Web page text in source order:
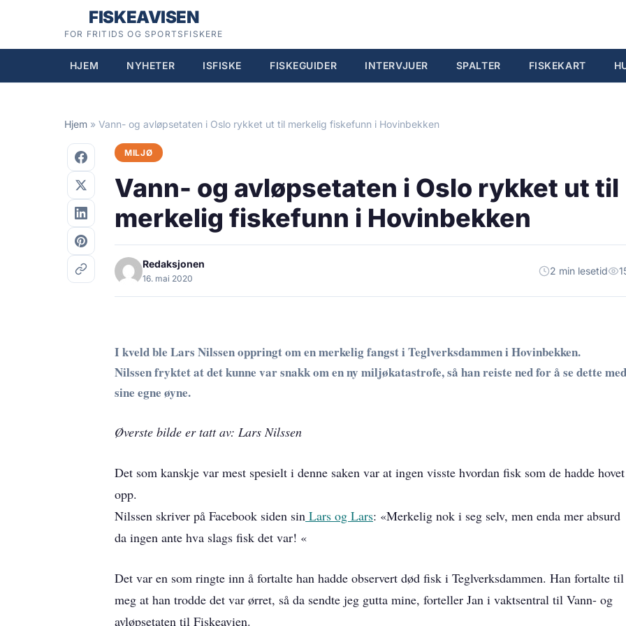
FISKEAVISEN
FOR FRITIDS OG SPORTSFISKERE
HJEM NYHETER ISFISKE FISKEGUIDER INTERVJUER SPALTER FISKEKART
Hjem » Vann- og avløpsetaten i Oslo rykket ut til merkelig fiskefunn i Hovinbekken
MILJØ
Vann- og avløpsetaten i Oslo rykket ut til
merkelig fiskefunn i Hovinbekken
Redaksjonen
16. mai 2020
2 min lesetid
I kveld ble Lars Nilssen oppringt om en merkelig fangst i Teglverksdammen i Hovinbekken.
Nilssen fryktet at det kunne var snakk om en ny miljøkatastrofe, så han reiste ned for å se dette med
sine egne øyne.
Øverste bilde er tatt av: Lars Nilssen
Det som kanskje var mest spesielt i denne saken var at ingen visste hvordan fisk som de hadde hovet
opp.
Nilssen skriver på Facebook siden sin Lars og Lars: «Merkelig nok i seg selv, men enda mer absurd
da ingen ante hva slags fisk det var! «
Det var en som ringte inn å fortalte han hadde observert død fisk i Teglverksdammen. Han fortalte til
meg at han trodde det var ørret, så da sendte jeg gutta mine, forteller Jan i vaktsentral til Vann- og
avløpsetaten til Fiskeavien.